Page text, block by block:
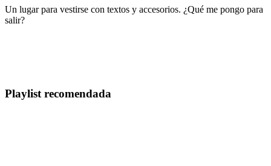
Un lugar para vestirse con textos y accesorios. ¿Qué me pongo para
salir?
Playlist recomendada